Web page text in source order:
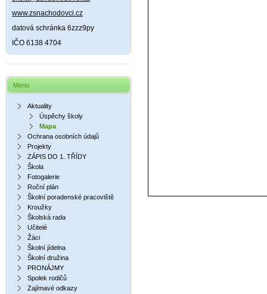
www.zsnachodovci.cz
datová schránka 6zzz9py
IČO 6138 4704
Menu
Aktuality
Úspěchy školy
Mapa
Ochrana osobních údajů
Projekty
ZÁPIS DO 1. TŘÍDY
Škola
Fotogalerie
Roční plán
Školní poradenské pracoviště
Kroužky
Školská rada
Učitelé
Žáci
Školní jídelna
Školní družina
PRONÁJMY
Spolek rodičů
Zajímavé odkazy